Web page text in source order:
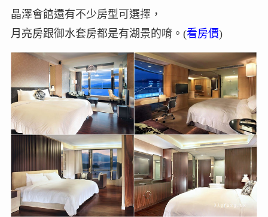
晶澤會館還有不少房型可選擇，
月亮房跟御水套房都是有湖景的唷。(看房價)